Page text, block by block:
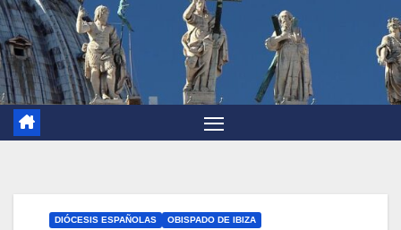
DIÓCESIS ESPAÑOLAS OBISPADO DE IBIZA